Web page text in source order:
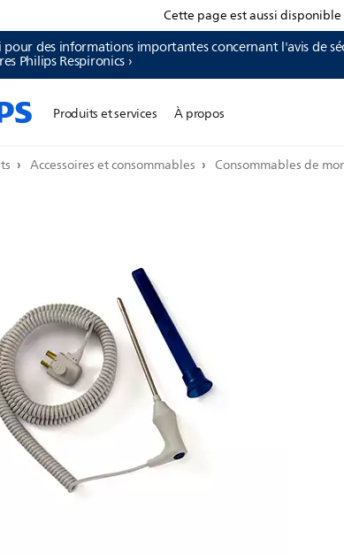
Cette page est aussi
pour des informations importantes concernant l'avis de
Philips Respironics ›
Produits et services À propos
Accessoires et consommables Consommables de